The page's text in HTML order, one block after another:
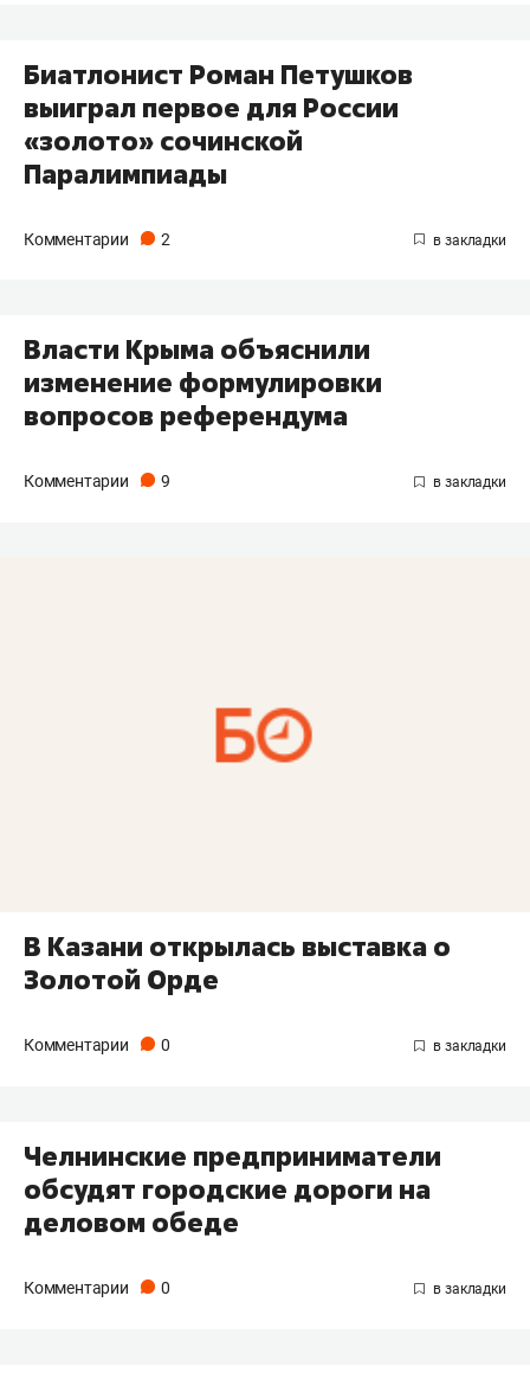
Биатлонист Роман Петушков
выиграл первое для России
«золото» сочинской
Паралимпиады
Комментарии 2
Власти Крыма объяснили
изменение формулировки
вопросов референдума
Комментарии 9
В Казани открылась выставка о
Золотой Орде
Комментарии 0
Челнинские предприниматели
обсудят городские дороги на
деловом обеде
Комментарии 0